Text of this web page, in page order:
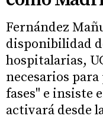
Fernández
disponibilidad
hospitalarias,
necesarios
fases" e insiste
activará desde